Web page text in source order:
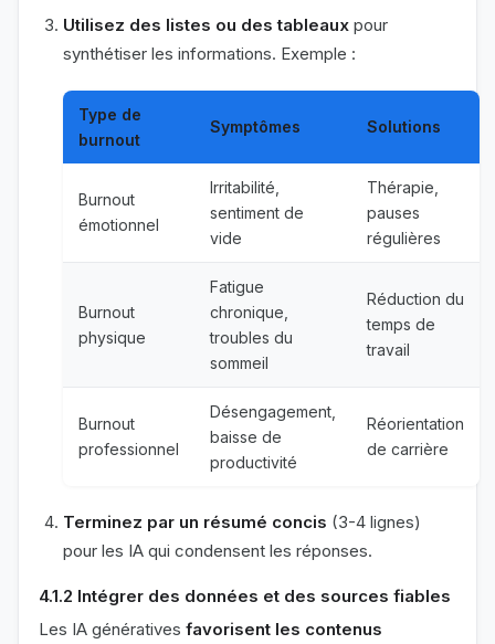
Utilisez des listes ou des tableaux pour
synthétiser les informations. Exemple :
Type de
burnout
Symptômes Solutions
Burnout
émotionnel
Irritabilité,
sentiment de
vide
Thérapie,
pauses
régulières
Burnout
physique
Fatigue
chronique,
troubles du
sommeil
Réduction du
temps de
travail
Burnout
professionnel
Désengagement,
baisse de
productivité
Réorientation
de carrière
Terminez par un résumé concis (3-4 lignes)
pour les IA qui condensent les réponses.
4.1.2 Intégrer des données et des sources fiables
Les IA génératives favorisent les contenus